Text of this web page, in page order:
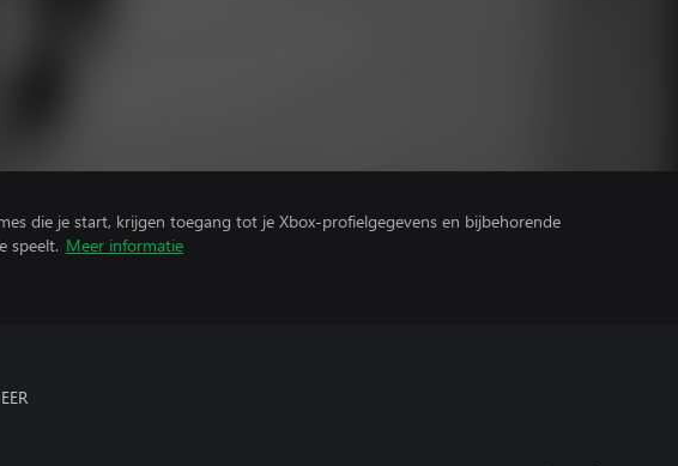
die je start, krijgen toegang tot je Xbox-profielgegevens en bijbehorende
speelt. Meer informatie